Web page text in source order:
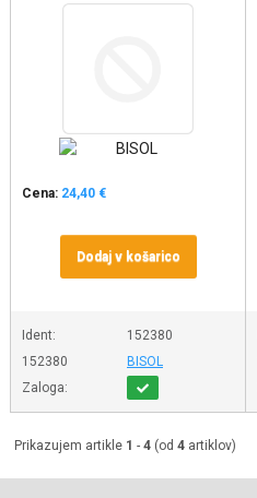
Cena: 24,40 €
Dodaj v košarico
Ident:
152380
152380
BISOL
Zaloga:
Prikazujem artikle 1 - 4 (od 4 artiklov)